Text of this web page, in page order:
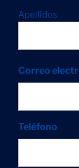
Apellidos
Correo
Teléfono